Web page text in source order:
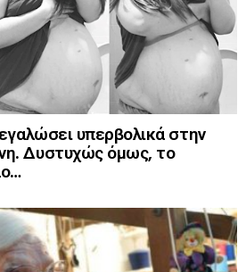
υπερβολικά στην
Δυστυχώς όμως, το